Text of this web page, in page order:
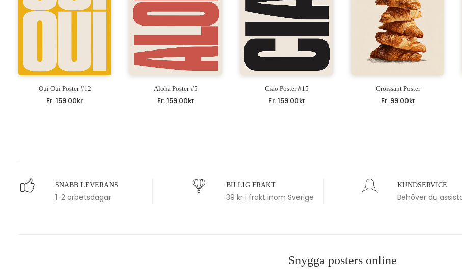
Oui Oui Poster #12
Fr.159.00kr
Aloha Poster #5
Fr.159.00kr
Ciao Poster #15
Fr.159.00kr
Croissant Poster
Fr. 99.00kr
SNABB LEVERANS
1-2 arbetsdagar
BILLIG FRAKT
39 kr i frakt inom Sverige
KUNDSERVICE
Behöver du
Snygga posters online